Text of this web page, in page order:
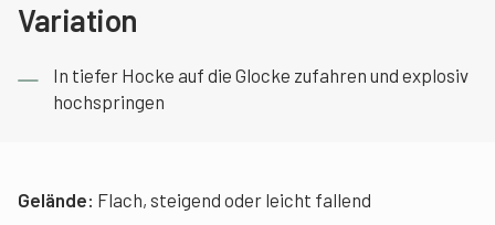
Variation
In tiefer Hocke auf die Glocke zufahren und explosiv
hochspringen
Gelände: Flach, steigend oder leicht fallend